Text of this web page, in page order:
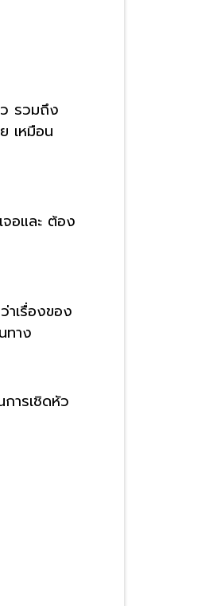
ว รวมถึง
เหมือน
อและ ต้อง
เรื่องของ
ทาง
ารเชิดหัว